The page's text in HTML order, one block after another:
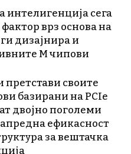
интелигенција сега
врз основа на
дизајнира и
М чипови
претстави своите
базирани на PCIe
двојно поголеми
ефикасност
за вештачка